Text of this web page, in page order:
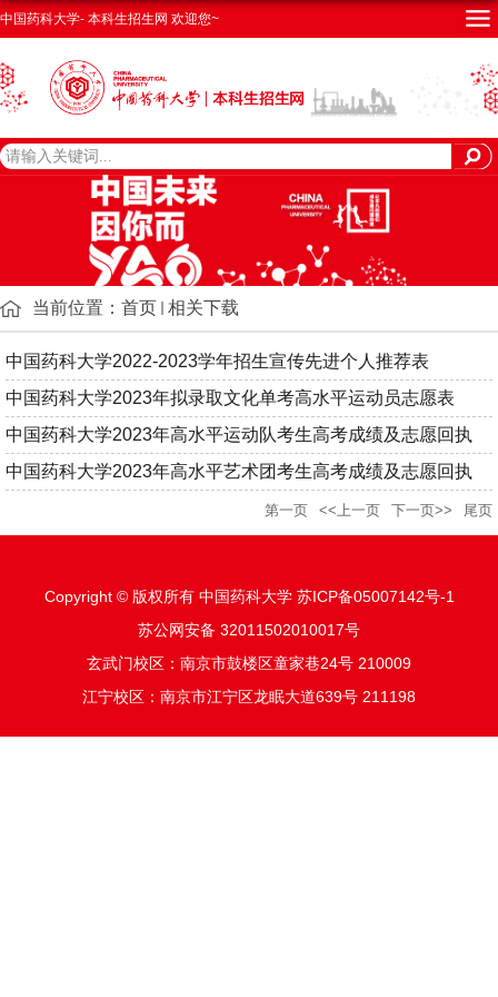
中国药科大学- 本科生招生网 欢迎您~
当前位置： 首页 相关下载
中国药科大学2022-2023学年招生宣传先进个人推荐表
中国药科大学2023年拟录取文化单考高水平运动员志愿表
中国药科大学2023年高水平运动队考生高考成绩及志愿回执
中国药科大学2023年高水平艺术团考生高考成绩及志愿回执
第一页 <<上一页 下一页>> 尾页
Copyright © 版权所有 中国药科大学 苏ICP备05007142号-1
苏公网安备 32011502010017号
玄武门校区：南京市鼓楼区童家巷24号 210009
江宁校区：南京市江宁区龙眠大道639号 211198